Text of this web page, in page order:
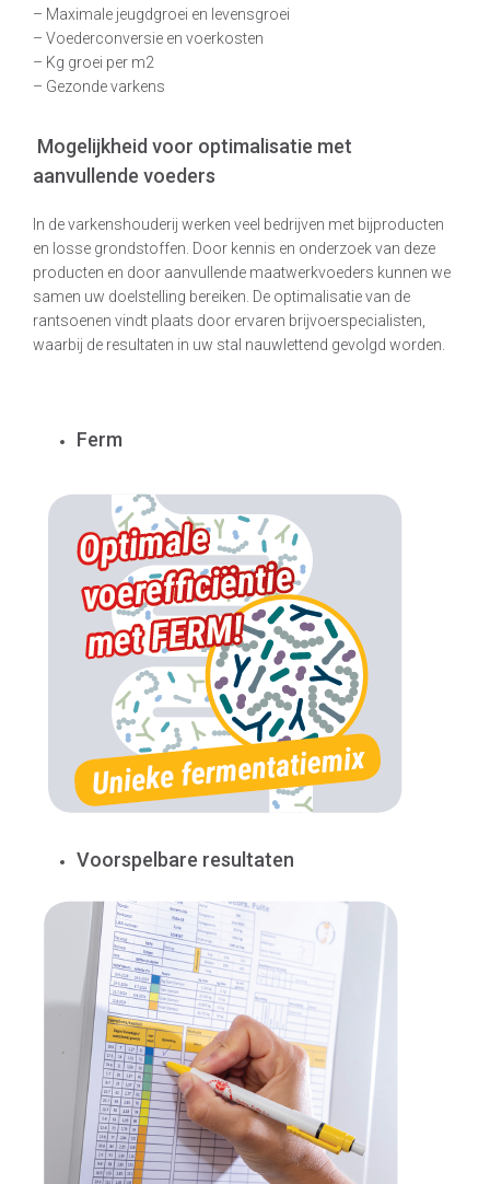
– Maximale jeugdgroei en levensgroei
– Voederconversie en voerkosten
– Kg groei per m2
– Gezonde varkens
Mogelijkheid voor optimalisatie met
aanvullende voeders
In de varkenshouderij werken veel bedrijven met bijproducten
en losse grondstoffen. Door kennis en onderzoek van deze
producten en door aanvullende maatwerkvoeders kunnen we
samen uw doelstelling bereiken. De optimalisatie van de
rantsoenen vindt plaats door ervaren brijvoerspecialisten,
waarbij de resultaten in uw stal nauwlettend gevolgd worden.
Ferm
Voorspelbare resultaten